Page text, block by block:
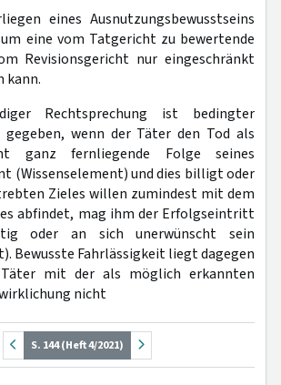
eines Ausnutzungsbewusstseins
eine vom Tatgericht zu bewertende
Revisionsgericht nur eingeschränkt
kann.
Rechtsprechung ist bedingter
gegeben, wenn der Täter den Tod als
ganz fernliegende Folge seines
(Wissenselement) und dies billigt oder
Zieles willen zumindest mit dem
abfindet, mag ihm der Erfolgseintritt
oder an sich unerwünscht sein
Bewusste Fahrlässigkeit liegt dagegen
mit der als möglich erkannten
nicht
S. 144 (Heft 4/2021)